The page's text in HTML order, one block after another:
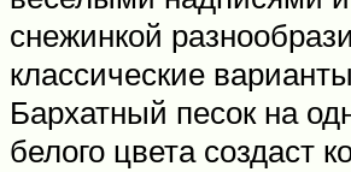
снежинкой
классические
Бархатный песок на
белого цвета создаст